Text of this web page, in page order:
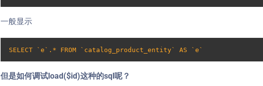
一般显示
SELECT `e`.* FROM `catalog_product_entity` AS `e`
但是如何调试load($id)这种的sql呢？